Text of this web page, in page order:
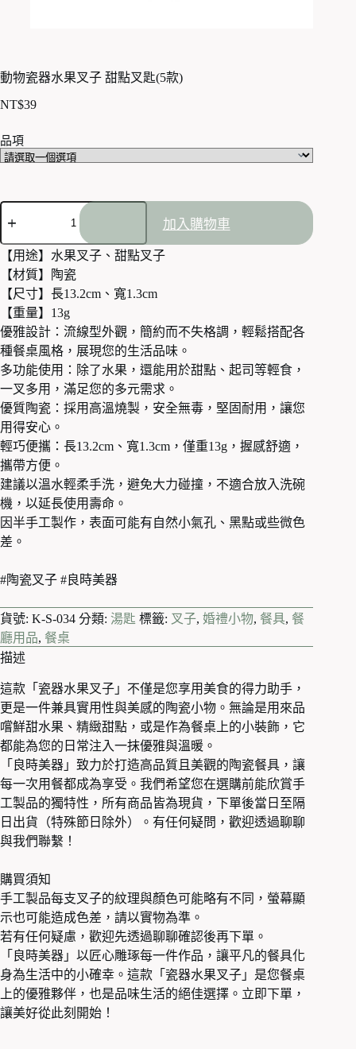
動物瓷器水果叉子 甜點叉匙(5款)
NT$39
品項
物
瓷
器
水
果
叉
子
甜
點
叉
匙
(5
款)
數
量
加入購物車
【用途】水果叉子、甜點叉子
【材質】陶瓷
【尺寸】長13.2cm、寬1.3cm
【重量】13g
優雅設計：流線型外觀，簡約而不失格調，輕鬆搭配各
種餐桌風格，展現您的生活品味。
多功能使用：除了水果，還能用於甜點、起司等輕食，
一叉多用，滿足您的多元需求。
優質陶瓷：採用高溫燒製，安全無毒，堅固耐用，讓您
用得安心。
輕巧便攜：長13.2cm、寬1.3cm，僅重13g，握感舒適，
攜帶方便。
建議以溫水輕柔手洗，避免大力碰撞，不適合放入洗碗
機，以延長使用壽命。
因半手工製作，表面可能有自然小氣孔、黑點或些微色
差。
#陶瓷叉子 #良時美器
貨號: K-S-034 分類: 湯匙 標籤: 叉子, 婚禮小物, 餐具, 餐
廳用品, 餐桌
描述
這款「瓷器水果叉子」不僅是您享用美食的得力助手，
更是一件兼具實用性與美感的陶瓷小物。無論是用來品
嚐鮮甜水果、精緻甜點，或是作為餐桌上的小裝飾，它
都能為您的日常注入一抹優雅與溫暖。
「良時美器」致力於打造高品質且美觀的陶瓷餐具，讓
每一次用餐都成為享受。我們希望您在選購前能欣賞手
工製品的獨特性，所有商品皆為現貨，下單後當日至隔
日出貨（特殊節日除外）。有任何疑問，歡迎透過聊聊
與我們聯繫！
購買須知
手工製品每支叉子的紋理與顏色可能略有不同，螢幕顯
示也可能造成色差，請以實物為準。
若有任何疑慮，歡迎先透過聊聊確認後再下單。
「良時美器」以匠心雕琢每一件作品，讓平凡的餐具化
身為生活中的小確幸。這款「瓷器水果叉子」是您餐桌
上的優雅夥伴，也是品味生活的絕佳選擇。立即下單，
讓美好從此刻開始！